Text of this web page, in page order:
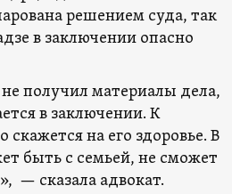
решением суда, так
в заключении опасно
получил материалы дела,
в заключении. К
на его здоровье. В
быть с семьей, не сможет
— сказала адвокат.